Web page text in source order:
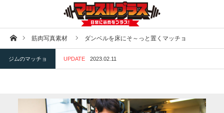
ホーム筋肉写真素材 ダンベルを床にそ～っと置くマッチョ
ジムのマッチョ UPDATE 2023.02.11